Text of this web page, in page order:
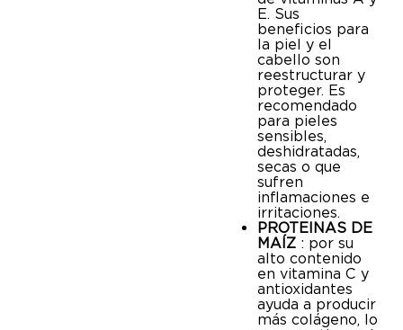
E. Sus
beneficios para
la piel y el
cabello son
reestructurar y
proteger. Es
recomendado
para pieles
sensibles,
deshidratadas,
secas o que
sufren
inflamaciones e
irritaciones.
PROTEINAS DE
MAÍZ : por su
alto contenido
en vitamina C y
antioxidantes
ayuda a producir
más colágeno, lo